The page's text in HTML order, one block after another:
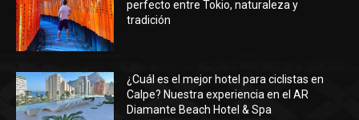
perfecto entre Tokio, naturaleza y
tradición
¿Cuál es el mejor hotel para ciclistas en
Calpe? Nuestra experiencia en el AR
Diamante Beach Hotel & Spa